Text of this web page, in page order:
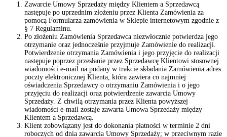
Zawarcie Umowy Sprzedaży między Klientem a Sprzedawcą
następuje po uprzednim złożeniu przez Klienta Zamówienia za
pomocą Formularza zamówienia w Sklepie internetowym zgodnie z
§ 7 Regulaminu.
Po złożeniu Zamówienia Sprzedawca niezwłocznie potwierdza jego
otrzymanie oraz jednocześnie przyjmuje Zamówienie do realizacji.
Potwierdzenie otrzymania Zamówienia i jego przyjęcie do realizacji
następuje poprzez przesłanie przez Sprzedawcę Klientowi stosownej
wiadomości e-mail na podany w trakcie składania Zamówienia adres
poczty elektronicznej Klienta, która zawiera co najmniej
oświadczenia Sprzedawcy o otrzymaniu Zamówienia i o jego
przyjęciu do realizacji oraz potwierdzenie zawarcia Umowy
Sprzedaży. Z chwilą otrzymania przez Klienta powyższej
wiadomości e-mail zostaje zawarta Umowa Sprzedaży między
Klientem a Sprzedawcą.
Klient zobowiązany jest do dokonania płatności w terminie 2 dni
roboczych od dnia zawarcia Umowy Sprzedaży; w przeciwnym razie